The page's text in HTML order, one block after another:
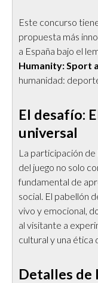
Este concurso
propuesta más
a España bajo el
Humanity: Sport
humanidad:
El desafío:
universal
La participación de
del juego no solo
fundamental de
social. El pabellón
vivo y emocional,
al visitante a
cultural y una ética
Detalles de